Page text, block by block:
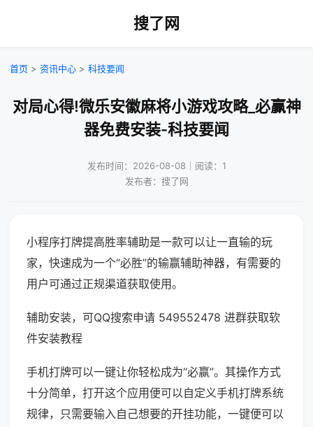
搜了网
首页 > 资讯中心 > 科技要闻
对局心得!微乐安徽麻将小游戏攻略_必赢神
器免费安装-科技要闻
发布时间：2026-08-08｜阅读：1
发布者：搜了网
小程序打牌提高胜率辅助是一款可以让一直输的玩
家，快速成为一个“必胜”的输赢辅助神器，有需要的
用户可通过正规渠道获取使用。
辅助安装，可QQ搜索申请 549552478 进群获取软
件安装教程
手机打牌可以一键让你轻松成为“必赢”。其操作方式
十分简单，打开这个应用便可以自定义手机打牌系统
规律，只需要输入自己想要的开挂功能，一键便可以